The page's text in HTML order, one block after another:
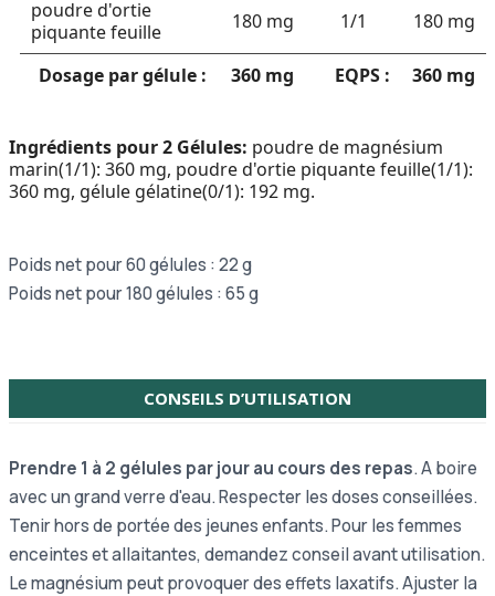
poudre d'ortie
piquante feuille
180 mg 1/1 180 mg
Dosage par gélule : 360 mg EQPS : 360 mg
Ingrédients pour 2 Gélules: poudre de magnésium
marin(1/1): 360 mg, poudre d'ortie piquante feuille(1/1):
360 mg, gélule gélatine(0/1): 192 mg.
Poids net pour 60 gélules : 22 g
Poids net pour 180 gélules : 65 g
CONSEILS D’UTILISATION
Prendre 1 à 2 gélules par jour au cours des repas. A boire
avec un grand verre d'eau. Respecter les doses conseillées.
Tenir hors de portée des jeunes enfants. Pour les femmes
enceintes et allaitantes, demandez conseil avant utilisation.
Le magnésium peut provoquer des effets laxatifs. Ajuster la